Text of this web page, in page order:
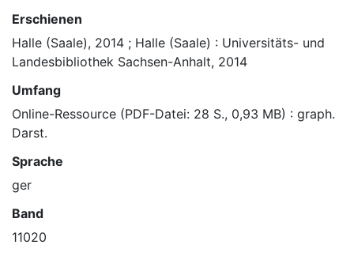
Erschienen
Halle (Saale), 2014 ; Halle (Saale) : Universitäts- und
Landesbibliothek Sachsen-Anhalt, 2014
Umfang
Online-Ressource (PDF-Datei: 28 S., 0,93 MB) : graph.
Darst.
Sprache
ger
Band
11020